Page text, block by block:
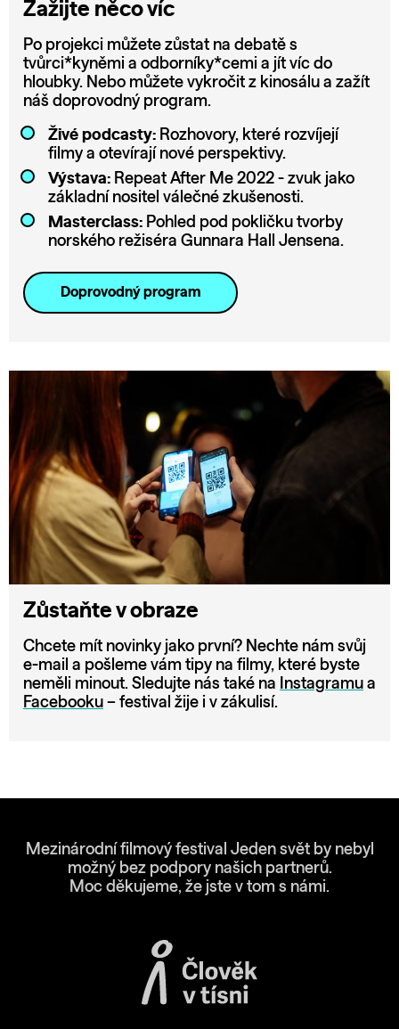
Zažijte něco víc
Po projekci můžete zůstat na debatě s
tvůrci*kyněmi a odborníky*cemi a jít víc do
hloubky. Nebo můžete vykročit z kinosálu a zažít
náš doprovodný program.
Živé podcasty: Rozhovory, které rozvíjejí
filmy a otevírají nové perspektivy.
Výstava: Repeat After Me 2022 - zvuk jako
základní nositel válečné zkušenosti.
Masterclass: Pohled pod pokličku tvorby
norského režiséra Gunnara Hall Jensena.
Doprovodný program
Zůstaňte v obraze
Chcete mít novinky jako první? Nechte nám svůj
e-mail a pošleme vám tipy na filmy, které byste
neměli minout. Sledujte nás také na
Instagramu a
Facebooku – festival žije i v zákulisí.
Mezinárodní filmový festival Jeden svět by nebyl
možný bez podpory našich partnerů.
Moc děkujeme, že jste v tom s námi.